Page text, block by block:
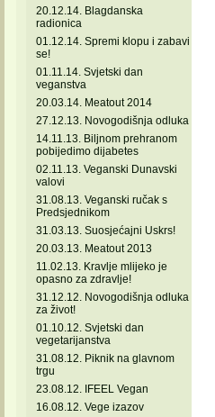
20.12.14. Blagdanska
radionica
01.12.14. Spremi klopu i zabavi
se!
01.11.14. Svjetski dan
veganstva
20.03.14. Meatout 2014
27.12.13. Novogodišnja odluka
14.11.13. Biljnom prehranom
pobijedimo dijabetes
02.11.13. Veganski Dunavski
valovi
31.08.13. Veganski ručak s
Predsjednikom
31.03.13. Suosjećajni Uskrs!
20.03.13. Meatout 2013
11.02.13. Kravlje mlijeko je
opasno za zdravlje!
31.12.12. Novogodišnja odluka
za život!
01.10.12. Svjetski dan
vegetarijanstva
31.08.12. Piknik na glavnom
trgu
23.08.12. IFEEL Vegan
16.08.12. Vege izazov